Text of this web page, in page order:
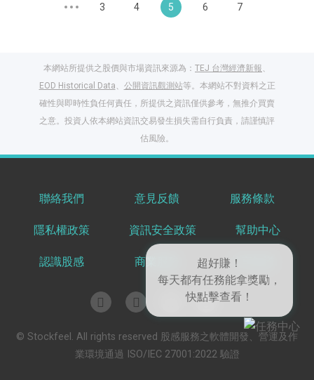
3 4 5 6 7
本網站所提供之股價與市場資訊來源為： TEJ 台灣經濟新報
EOD Historical Data
公開資訊觀測站等。本網站不對資料之正
確性與即時性負任何責任，所提供之資訊僅供參考，無推介買賣
之意。投資人依本網站資訊交易發生損失需自行負責，請謹慎評
估風險。
聯絡我們 意見反饋 服務條款
隱私權政策 資訊安全政策 幫助中心
認識股感 商業服務 共享知識
© Stockfeel. All rights reserved 股感服務之軟體開發、營運及作
業環境通過 ISO/IEC 27001:2022 驗證
超好賺！
每天都有任務能拿獎勵，
快點擊查看！
登入股感會員，閱讀
任一文章
出國就缺這咖？股
感會員免費帶回